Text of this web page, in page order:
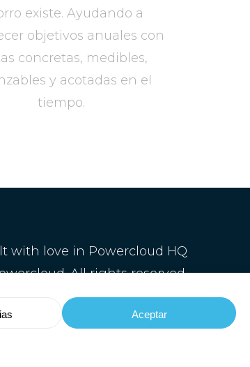
Aceptar
existe. Ayudando a
objetivos anuales con
concretas, medibles,
y acotadas en el
tiempo.
with love in Powercloud HQ
All rights reserved.
de privacidadyAviso legal